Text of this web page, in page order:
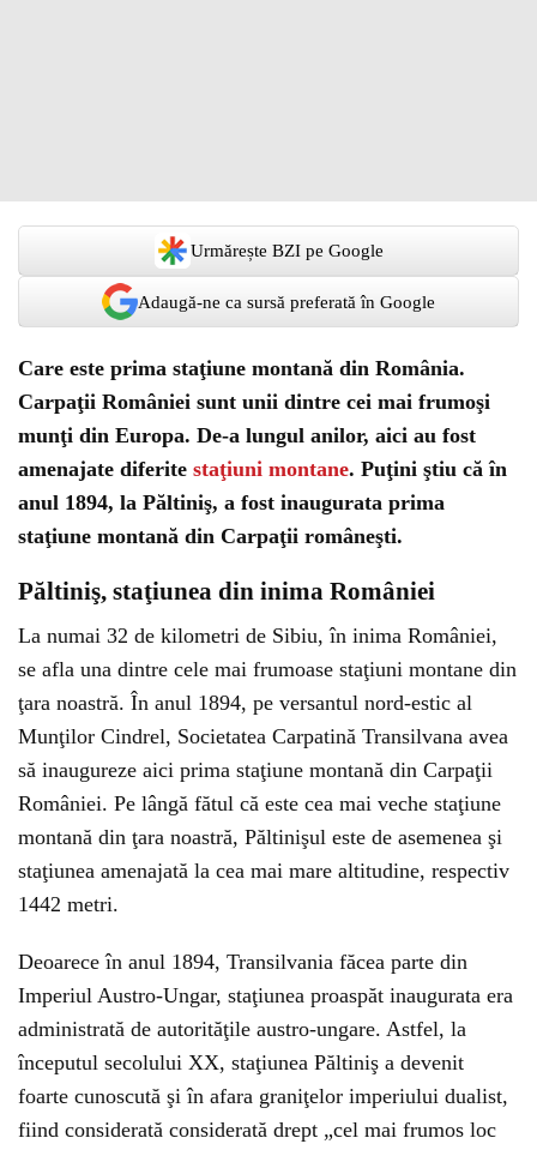
Urmărește BZI pe Google
Adaugă-ne ca sursă preferată în Google
Care este prima staţiune montană din România.
Carpaţii României sunt unii dintre cei mai frumoşi
munţi din Europa. De-a lungul anilor, aici au fost
amenajate diferite staţiuni montane. Puţini ştiu că în
anul 1894, la Păltiniş, a fost inaugurata prima
staţiune montană din Carpaţii româneşti.
Păltiniş, staţiunea din inima României
La numai 32 de kilometri de Sibiu, în inima României,
se afla una dintre cele mai frumoase staţiuni montane din
ţara noastră. În anul 1894, pe versantul nord-estic al
Munţilor Cindrel, Societatea Carpatină Transilvana avea
să inaugureze aici prima staţiune montană din Carpaţii
României. Pe lângă fătul că este cea mai veche staţiune
montană din ţara noastră, Păltinişul este de asemenea şi
staţiunea amenajată la cea mai mare altitudine, respectiv
1442 metri.
Deoarece în anul 1894, Transilvania făcea parte din
Imperiul Austro-Ungar, staţiunea proaspăt inaugurata era
administrată de autorităţile austro-ungare. Astfel, la
începutul secolului XX, staţiunea Păltiniş a devenit
foarte cunoscută şi în afara graniţelor imperiului dualist,
fiind considerată considerată drept „cel mai frumos loc